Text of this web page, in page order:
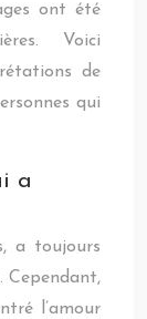
ont été
Voici
de
qui
a
a toujours
Cependant,
l’amour